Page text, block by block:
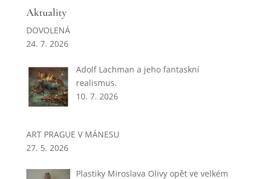
Aktuality
DOVOLENÁ
24. 7. 2026
Adolf Lachman a jeho fantaskní
realismus.
10. 7. 2026
ART PRAGUE V MÁNESU
27. 5. 2026
Plastiky Miroslava Olivy opět ve velkém